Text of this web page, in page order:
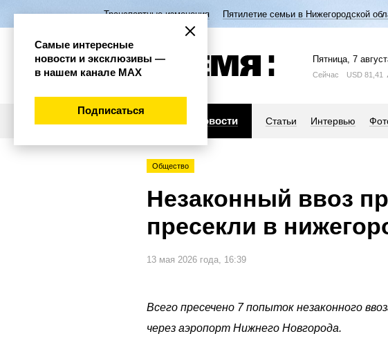
Транспортные изменения Пятилетие семьи в Нижегородской
Пятница, 7
Сейчас USD 81,41
Новости Статьи Интервью
Общество
Незаконный ввоз
пресекли в
13 мая 2026 года, 16:39
Всего пресечено 7 попыток незаконного
через аэропорт Нижнего Новгорода.
Самые интересные
новости и эксклюзивы —
в нашем канале МАХ
Подписаться